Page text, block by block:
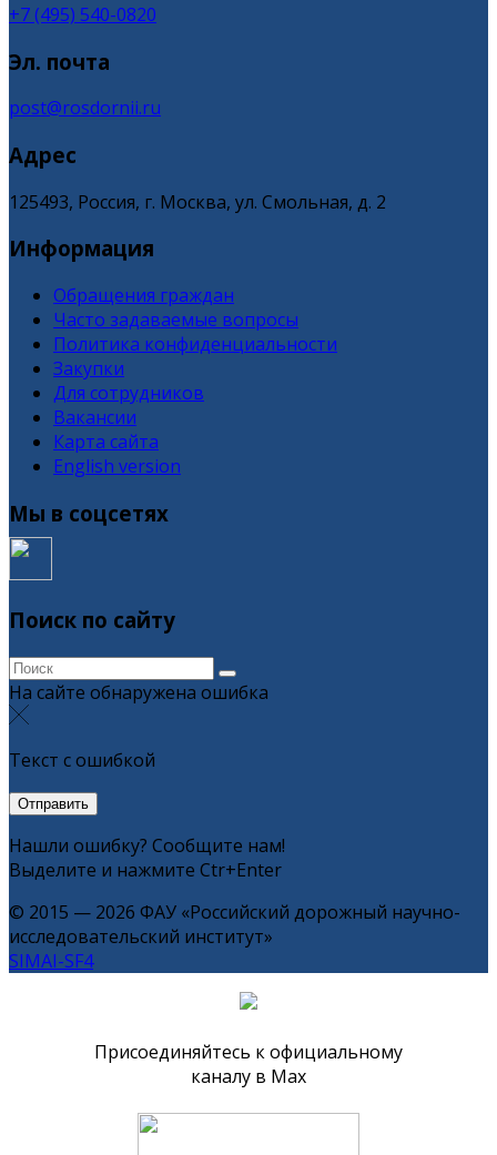
+7 (495) 540-0820
Эл. почта
post@rosdornii.ru
Адрес
125493, Россия, г. Москва, ул. Смольная, д. 2
Информация
Обращения граждан
Часто задаваемые вопросы
Политика конфиденциальности
Закупки
Для сотрудников
Вакансии
Карта сайта
English version
Мы в соцсетях
Поиск по сайту
На сайте обнаружена ошибка
Текст с ошибкой
Нашли ошибку? Сообщите нам!
Выделите и нажмите Ctr+Enter
© 2015 — 2026 ФАУ «Российский дорожный научно-
исследовательский институт»
SIMAI-SF4
Присоединяйтесь к официальному
каналу в Max